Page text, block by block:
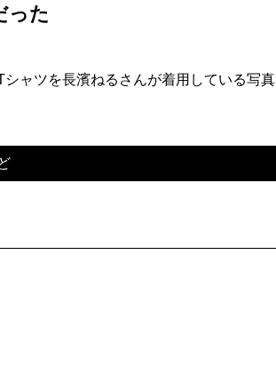
った
ャツを長濱ねるさんが着用している写真